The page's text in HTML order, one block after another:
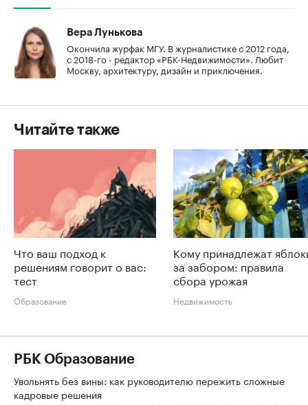
Вера Лунькова
Окончила журфак МГУ. В журналистике с 2012 года,
с 2018-го - редактор «РБК-Недвижимости». Любит
Москву, архитектуру, дизайн и приключения.
Читайте также
Что ваш подход к
решениям говорит о вас:
тест
Образование
Кому принадлежат
за забором: правила
сбора урожая
Недвижимость
РБК Образование
Увольнять без вины: как руководителю пережить сложные
кадровые решения